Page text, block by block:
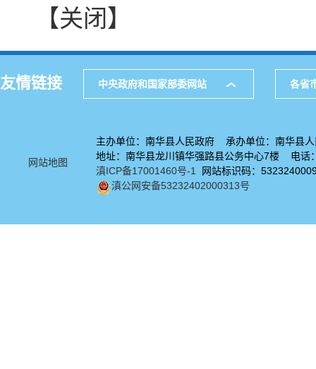
【关闭】
友情链接 中央政府和国家部委网站 各省
网站地图
主办单位：南华县人民政府 承办单位：南华县人
地址：南华县龙川镇华强路县公务中心7楼 电
滇ICP备17001460号-1
网站标识码：
滇公网安备53232402000313号